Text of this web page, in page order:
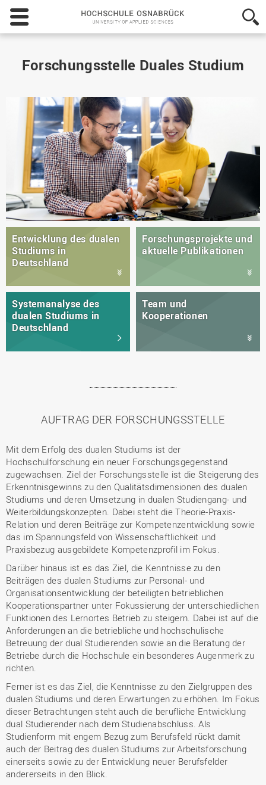
Hochschule
Osnabrück
-
Applied
Forschungsstelle Duales Studium
Entwicklung des dualen
Studiums in
Deutschland
Forschungsprojekte und
aktuelle Publikationen
Systemanalyse des
dualen Studiums in
Deutschland
Team und
Kooperationen
AUFTRAG DER FORSCHUNGSSTELLE
Mit dem Erfolg des dualen Studiums ist der
Hochschulforschung ein neuer Forschungsgegenstand
zugewachsen. Ziel der Forschungsstelle ist die Steigerung des
Erkenntnisgewinns zu den Qualitätsdimensionen des dualen
Studiums und deren Umsetzung in dualen Studiengang- und
Weiterbildungskonzepten. Dabei steht die Theorie-Praxis-
Relation und deren Beiträge zur Kompetenzentwicklung sowie
das im Spannungsfeld von Wissenschaftlichkeit und
Praxisbezug ausgebildete Kompetenzprofil im Fokus.
Darüber hinaus ist es das Ziel, die Kenntnisse zu den
Beiträgen des dualen Studiums zur Personal- und
Organisationsentwicklung der beteiligten betrieblichen
Kooperationspartner unter Fokussierung der unterschiedlichen
Funktionen des Lernortes Betrieb zu steigern. Dabei ist auf die
Anforderungen an die betriebliche und hochschulische
Betreuung der dual Studierenden sowie an die Beratung der
Betriebe durch die Hochschule ein besonderes Augenmerk zu
richten.
Ferner ist es das Ziel, die Kenntnisse zu den Zielgruppen des
dualen Studiums und deren Erwartungen zu erhöhen. Im Fokus
dieser Betrachtungen steht auch die berufliche Entwicklung
dual Studierender nach dem Studienabschluss. Als
Studienform mit engem Bezug zum Berufsfeld rückt damit
auch der Beitrag des dualen Studiums zur Arbeitsforschung
einerseits sowie zu der Entwicklung neuer Berufsfelder
andererseits in den Blick.